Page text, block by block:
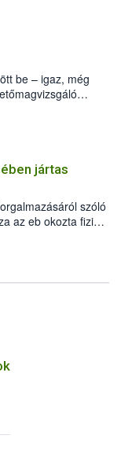
be – igaz, még
Győző által
jártas
szóló
az eb okozta fizikai
felmerülő
tartását és annak
jártas szakértőt.